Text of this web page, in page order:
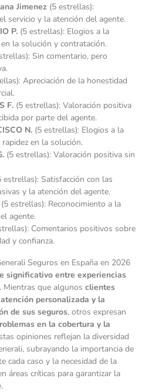
Jimenez (5 estrellas):
servicio y la atención del agente.
P. (5 estrellas): Elogios a la
la solución y contratación.
Sin comentario, pero
Apreciación de la honestidad
F. (5 estrellas): Valoración positiva
por parte del agente.
N. (5 estrellas): Elogios a la
en la solución.
(5 estrellas): Valoración positiva sin
estrellas): Satisfacción con las
y la atención del agente.
(5 estrellas): Reconocimiento a la
agente.
Comentarios positivos sobre
y confianza.
Seguros en España en 2026
significativo entre experiencias
. Mientras que algunos clientes
personalizada y la
de sus seguros, otros expresan
en la cobertura y la
opiniones reflejan la diversidad
subrayando la importancia de
cada caso y la necesidad de la
áreas críticas para garantizar la